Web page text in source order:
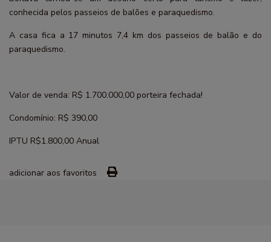
conhecida pelos passeios de balões e paraquedismo.
A casa fica a 17 minutos 7,4 km dos passeios de balão e do
paraquedismo.
Valor de venda: R$ 1.700.000,00 porteira fechada!
Condomínio: R$ 390,00
IPTU R$1.800,00 Anual
adicionar aos favoritos